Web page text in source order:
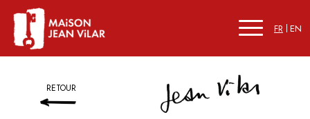
FR EN
RETOUR